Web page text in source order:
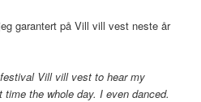
garantert på Vill vill vest neste år
Vill vill vest to hear my
the whole day. I even danced.